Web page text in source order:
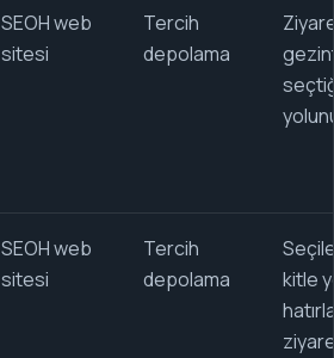
SEOH web
sitesi
Tercih
depolama
SEOH web
sitesi
Tercih
depolama
kitle